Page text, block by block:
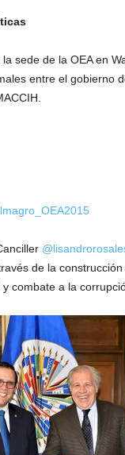
sede de la OEA en
entre el gobierno
de la
combate a la